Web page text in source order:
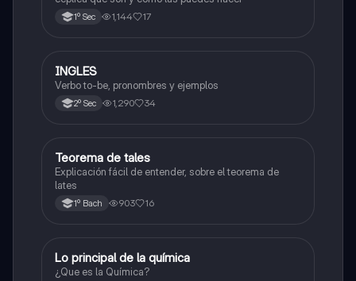
1º Sec 1,144 17
Inglés
INGLES
Verbo to-be, pronombres y ejemplos
2º Sec 1,290 34
Matemáticas
Teorema de tales
Explicación fácil de entender, sobre el teorema de
lates
1º Bach 903 16
Química
Lo principal de la química
¿Que es la Química?